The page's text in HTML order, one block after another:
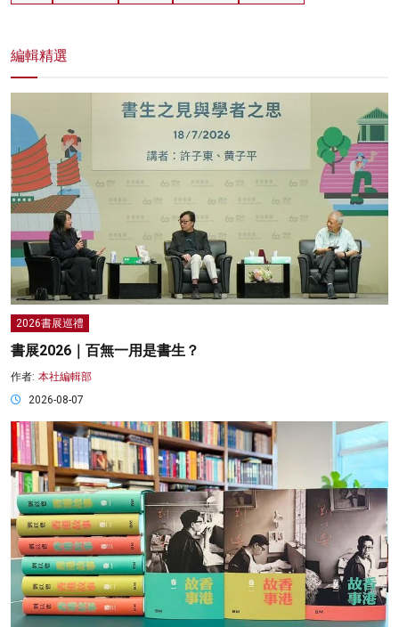
編輯精選
2026書展巡禮
書展2026｜百無一用是書生？
作者: 本社編輯部
2026-08-07